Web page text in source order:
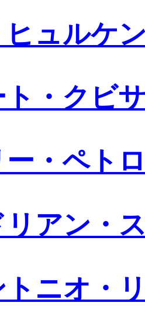
ヒュルケ
ト・クビ
ー・ペト
リアン・
トニオ・